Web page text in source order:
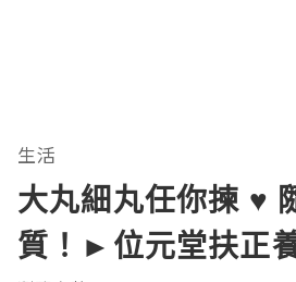
生活
大丸細丸任你揀 ♥
質！►位元堂扶正